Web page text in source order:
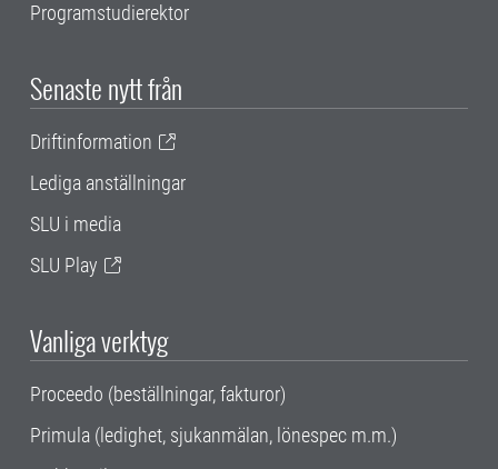
Programstudierektor
Senaste nytt från
Driftinformation
Lediga anställningar
SLU i media
SLU Play
Vanliga verktyg
Proceedo (beställningar, fakturor)
Primula (ledighet, sjukanmälan, lönespec m.m.)